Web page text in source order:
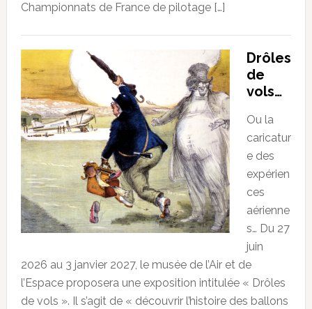
Championnats de France de pilotage […]
Drôles
de
vols…
Ou la
caricatur
e des
expérien
ces
aérienne
s… Du 27
juin
2026 au 3 janvier 2027, le musée de l’Air et de
l’Espace proposera une exposition intitulée « Drôles
de vols ». Il s’agit de « découvrir l’histoire des ballons